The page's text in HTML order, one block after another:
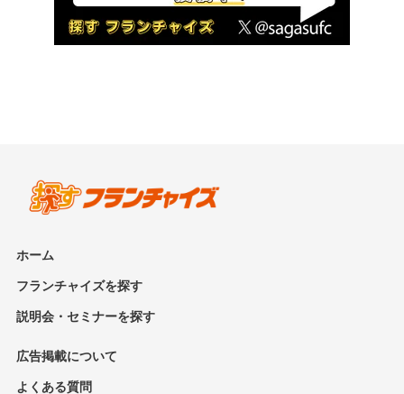
ホーム
フランチャイズを探す
説明会・セミナーを探す
広告掲載について
よくある質問